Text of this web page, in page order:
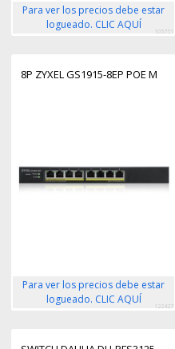
Para ver los precios debe estar
logueado. CLIC AQUÍ
105751
8P ZYXEL GS1915-8EP POE M
Para ver los precios debe estar
logueado. CLIC AQUÍ
122427